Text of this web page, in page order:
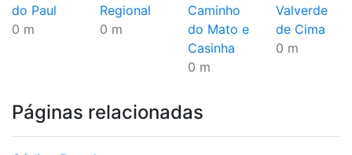
do Paul
0 m
Regional
0 m
Caminho
do Mato e
Casinha
0 m
Valverde
de Cima
0 m
Páginas relacionadas